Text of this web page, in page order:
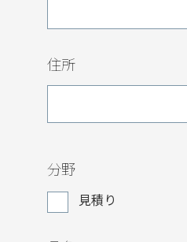
住所
分野
見積り